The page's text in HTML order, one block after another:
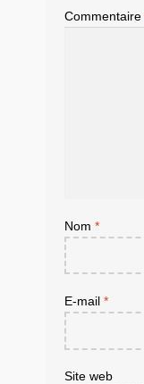
Commentaire
Nom *
E-mail *
Site web